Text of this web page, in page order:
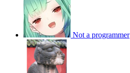
Not a programmer